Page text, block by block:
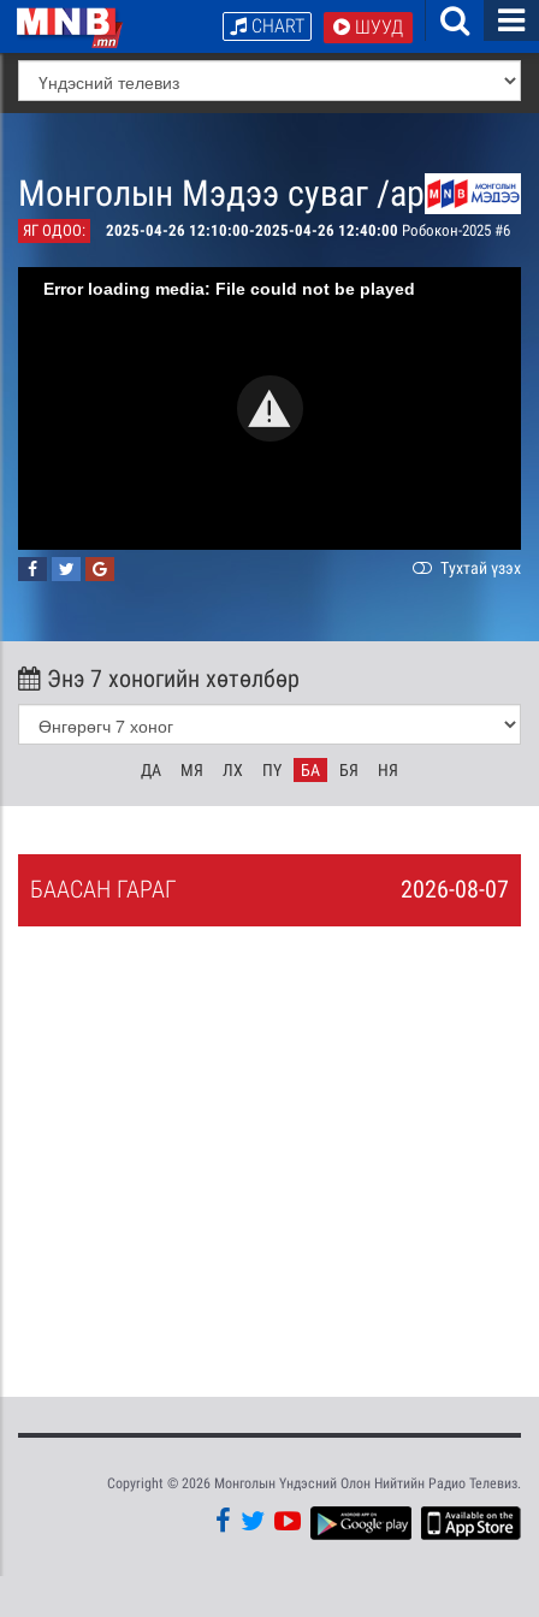
ШУУД
CHART
Монголын Мэдээ суваг /архив/
ЯГ ОДОО: 2025-04-26 12:10:00-2025-04-26 12:40:00 Робокон-2025 #6
Error loading media: File could not be played
Тухтай үзэх
Энэ 7 хоногийн хөтөлбөр
ДА МЯ ЛХ ПҮ БА БЯ НЯ
2026-08-07
БААСАН ГАРАГ
Copyright © 2026 Монголын Үндэсний Олон Нийтийн Радио Телевиз.